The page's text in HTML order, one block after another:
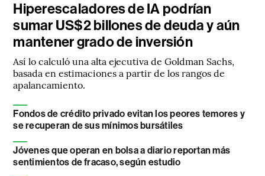
Hiperescaladores de IA podrían
sumar US$2 billones de deuda y aún
mantener grado de inversión
Así lo calculó una alta ejecutiva de Goldman Sachs,
basada en estimaciones a partir de los rangos de
apalancamiento.
Fondos de crédito privado evitan los peores temores y
se recuperan de sus mínimos bursátiles
Jóvenes que operan en bolsa a diario reportan más
sentimientos de fracaso, según estudio